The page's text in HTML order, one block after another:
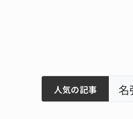
人気の記事
ィアで清掃 伊賀 名